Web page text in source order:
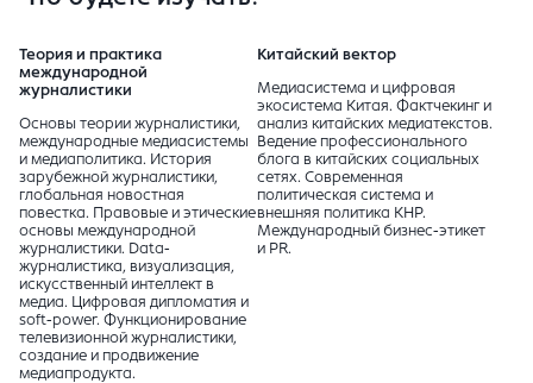
Теория и практика
международной
журналистики
Основы теории журналистики,
международные медиасистемы
и медиаполитика. История
зарубежной журналистики,
глобальная новостная
повестка. Правовые и этические
основы международной
журналистики. Data-
журналистика, визуализация,
искусственный интеллект в
медиа. Цифровая дипломатия и
soft-power. Функционирование
телевизионной журналистики,
создание и продвижение
медиапродукта.
Китайский вектор
Медиасистема и цифровая
экосистема Китая. Фактчекинг и
анализ китайских медиатекстов.
Ведение профессионального
блога в китайских социальных
сетях. Современная
политическая система и
внешняя политика КНР.
Международный бизнес-этикет
и PR.